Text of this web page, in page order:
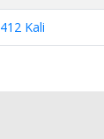
412 Kali